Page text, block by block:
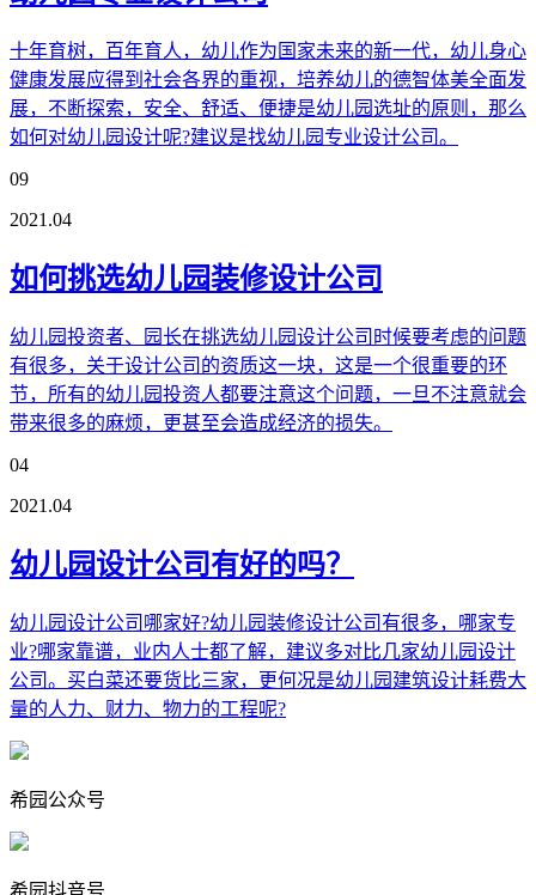
十年育树，百年育人，幼儿作为国家未来的新一代，幼儿身心
健康发展应得到社会各界的重视，培养幼儿的德智体美全面发
展，不断探索，安全、舒适、便捷是幼儿园选址的原则，那么
如何对幼儿园设计呢?建议是找幼儿园专业设计公司。
09
2021.04
如何挑选幼儿园装修设计公司
幼儿园投资者、园长在挑选幼儿园设计公司时候要考虑的问题
有很多，关于设计公司的资质这一块，这是一个很重要的环
节，所有的幼儿园投资人都要注意这个问题，一旦不注意就会
带来很多的麻烦，更甚至会造成经济的损失。
04
2021.04
幼儿园设计公司有好的吗？
幼儿园设计公司哪家好?幼儿园装修设计公司有很多，哪家专
业?哪家靠谱，业内人士都了解，建议多对比几家幼儿园设计
公司。买白菜还要货比三家，更何况是幼儿园建筑设计耗费大
量的人力、财力、物力的工程呢?
希园公众号
希园抖音号